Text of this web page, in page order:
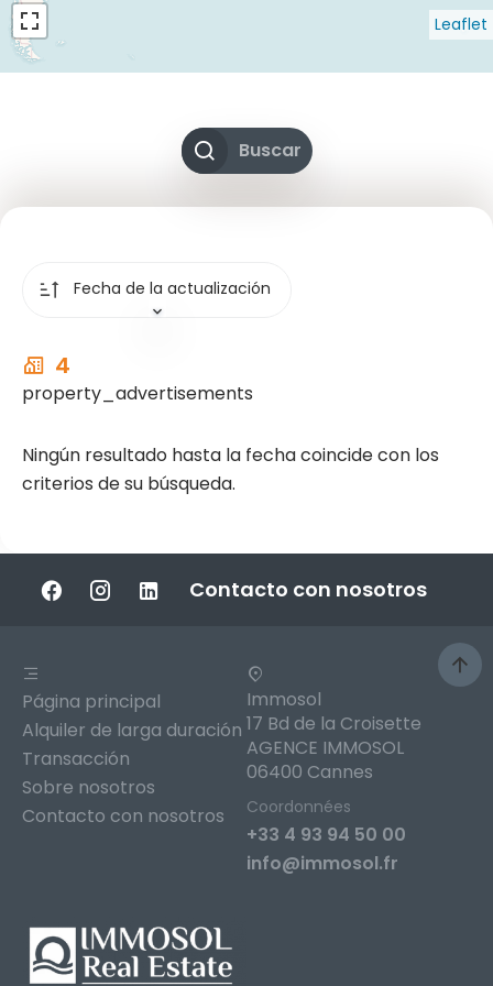
Buscar
Leaflet
Fecha de la actualización
4
property_advertisements
Ningún resultado hasta la fecha coincide con los
criterios de su búsqueda.
Contacto con nosotros
Página principal
Alquiler de larga duración
Transacción
Sobre nosotros
Contacto con nosotros
Immosol
17 Bd de la Croisette
AGENCE IMMOSOL
06400 Cannes
Coordonnées
+33 4 93 94 50 00
info@immosol.fr